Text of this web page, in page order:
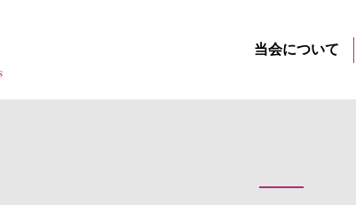
当会について